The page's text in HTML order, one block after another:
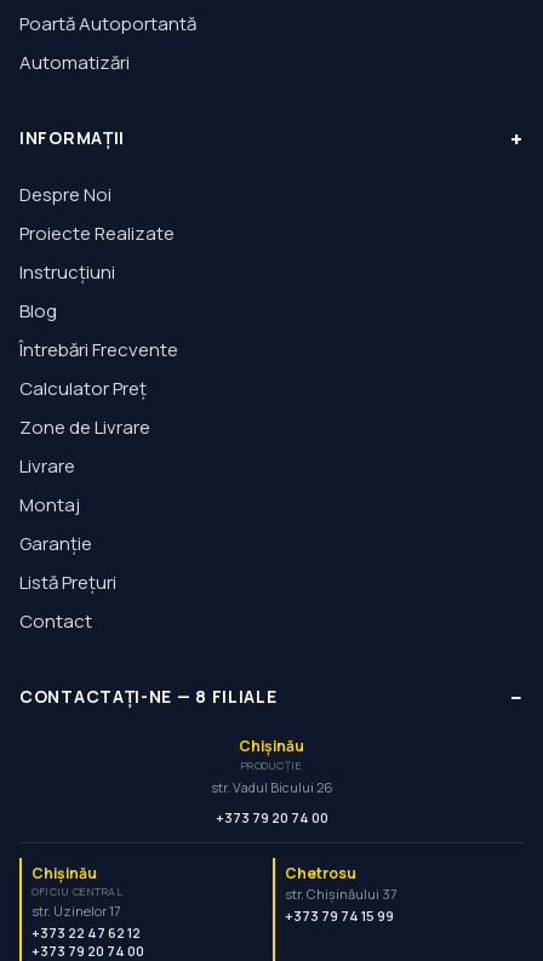
Poartă Autoportantă
Automatizări
INFORMAȚII +
Despre Noi
Proiecte Realizate
Instrucțiuni
Blog
Întrebări Frecvente
Calculator Preț
Zone de Livrare
Livrare
Montaj
Garanție
Listă Prețuri
Contact
CONTACTAȚI-NE — 8 FILIALE −
Chișinău
PRODUCȚIE
str. Vadul Bicului 26
+373 79 20 74 00
Chișinău
OFICIU CENTRAL
str. Uzinelor 17
+373 22 47 62 12
+373 79 20 74 00
Chetrosu
str. Chișinăului 37
+373 79 74 15 99